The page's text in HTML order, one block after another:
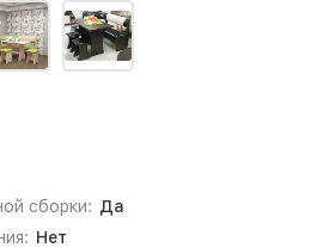
сборки: Да
Нет